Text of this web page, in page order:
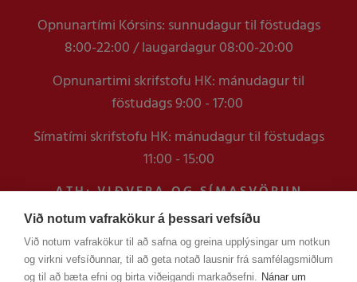
Við notum vafrakökur á þessari vefsíðu
Við notum vafrakökur til að safna og greina upplýsingar um notkun
og virkni vefsíðunnar, til að geta notað lausnir frá samfélagsmiðlum
og til að bæta efni og birta viðeigandi markaðsefni. Nánar um
Opnunartími Kórsins: sunnudagur til föstudags
8:00-22:00 / laugardagur 08:00-20:00
Opnunartimi skrifstofu HK: mánudagur til
föstudags 9:00 - 17:00
Símatími skrifstofu HK: mánudagur til föstudags
11:00 - 15:00
ATH: VIÐVERA OG SÍMASVÖRUN
VERÐUR TAKMÖRKUÐ Á
SKRIFSTOFUNNI FRAM YFIR
VERSLUNARMANNHELGI
EN ERINDUM SEM KOMA Í GEGNUM